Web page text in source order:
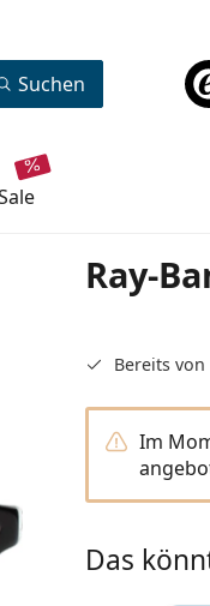
Suchen
sale
Ray-
Bereits
Im
Das